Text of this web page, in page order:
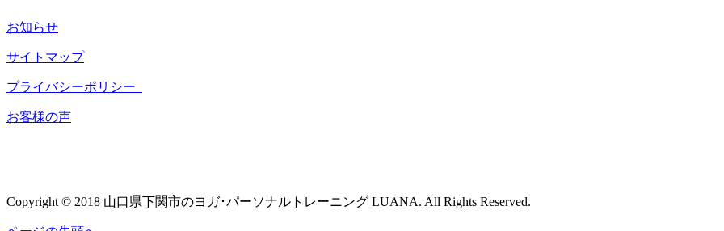
お知らせ
サイトマップ
プライバシーポリシー
お客様の声
Copyright © 2018 山口県下関市のヨガ･パーソナルトレーニング LUANA. All Rights Reserved.